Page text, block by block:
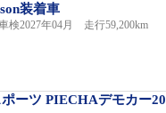
装着車
検2027年04月 走行59,200km
ーツ PIECHAデモカー20